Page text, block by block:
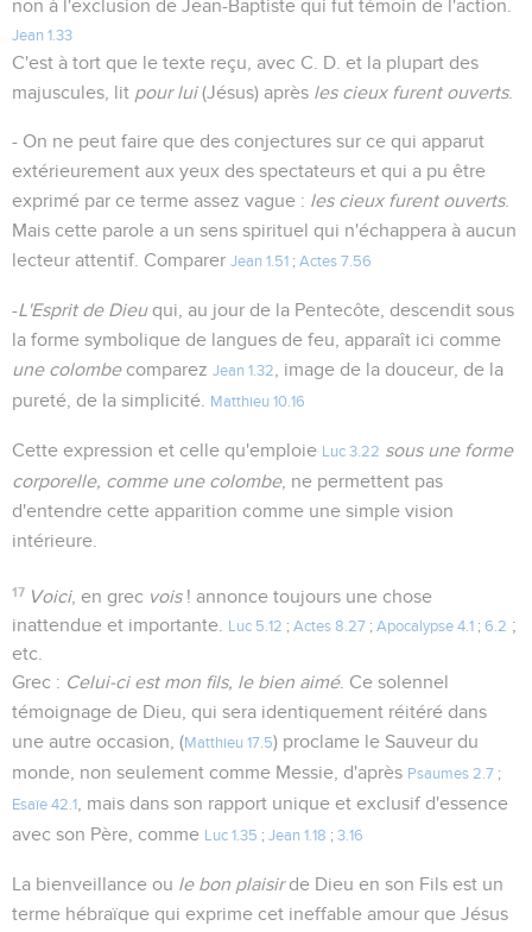
non à l'exclusion de Jean-Baptiste qui fut témoin de l'action.
Jean 1.33
C'est à tort que le texte reçu, avec C. D. et la plupart des
majuscules, lit pour lui(Jésus) après les cieux furent ouverts.
- On ne peut faire que des conjectures sur ce qui apparut
extérieurement aux yeux des spectateurs et qui a pu être
exprimé par ce terme assez vague : les cieux furent ouverts.
Mais cette parole a un sens spirituel qui n'échappera à aucun
lecteur attentif. Comparer Jean 1.51 ; Actes 7.56
-L'Esprit de Dieuqui, au jour de la Pentecôte, descendit sous
la forme symbolique de langues de feu, apparaît ici comme
une colombecomparez Jean 1.32
, image de la douceur, de la
pureté, de la simplicité.
Matthieu 10.16
Cette expression et celle qu'emploie Luc 3.22 sous une forme
corporelle, comme une colombe, ne permettent pas
d'entendre cette apparition comme une simple vision
intérieure.
17 Voici, en grec vois! annonce toujours une chose
inattendue et importante.
Luc 5.12 ; Actes 8.27 ; Apocalypse 4.1 ; 6.2 ;
etc.
Grec : Celui-ci est mon fils, le bien aimé. Ce solennel
témoignage de Dieu, qui sera identiquement réitéré dans
une autre occasion, (Matthieu 17.5) proclame le Sauveur du
monde, non seulement comme Messie, d'après Psaumes 2.7 ;
Esaïe 42.1
, mais dans son rapport unique et exclusif d'essence
avec son Père, comme
Luc 1.35 ; Jean 1.18 ; 3.16
La bienveillance ou le bon plaisirde Dieu en son Fils est un
terme hébraïque qui exprime cet ineffable amour que Jésus